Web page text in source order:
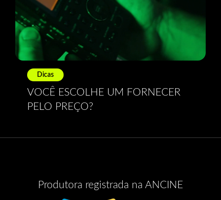
Dicas
VOCÊ ESCOLHE UM FORNECER
PELO PREÇO?
Produtora registrada na ANCINE